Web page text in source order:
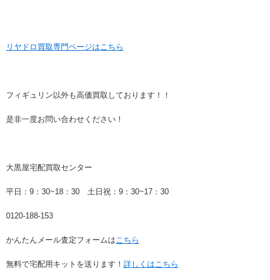
リヤドロ買取専門ページはこちら
フィギュリン以外も高価買取しております！！
是非一度お問い合わせください！
大黒屋宅配買取センター
平日：9：30~18：30 土日祝：9：30~17：30
0120-188-153
かんたんメール査定フォームは こちら
無料で宅配用キットを送ります！ 詳しくはこちら